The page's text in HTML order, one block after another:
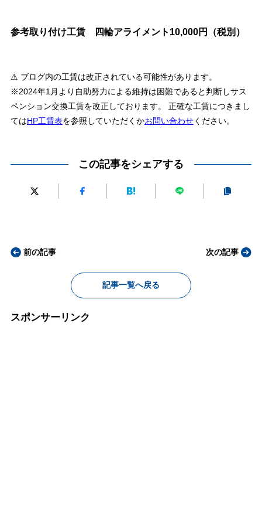
参考取り付け工賃 四輪アライメント10,000円（税別）
⚠ ブログ内の工賃は改正されている可能性があります。
※2024年1月より自助努力による維持は困難であると判断しサス
ペンション交換工賃を改正しております。 正確な工賃につきまし
てはHP工賃表を参照していただくかお問い合わせください。
この記事をシェアする
前の記事
記事一覧へ戻る
次の記事
スポンサーリンク